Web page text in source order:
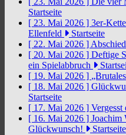
Startseite
[ 23. Mai 2026 ] 3er-
Ellenfeld
Startseite
[ 22. Mai 2026 ]
[ 20. Mai 2026 ] Deftige
ein Spielabbruch
[ 19. Mai 2026 ]
[ 18. Mai 2026 ]
Startseite
[ 17. Mai 2026 ]
[ 16. Mai 2026 ] Joachim
Glückwunsch!
Startseite